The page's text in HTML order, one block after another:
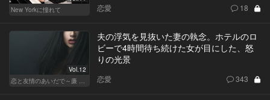
New Yorkに憧れて
恋愛 18
Vol.12
夫の浮気を見抜いた妻の執念。ホテルのロ
ビーで4時間待ち続けた女が目にした、怒
りの光景
恋愛 343